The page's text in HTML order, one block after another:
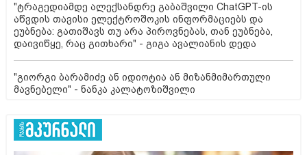
"ტრაგედიამდე ალექსანდრე გაბაშვილი ChatGPT-ის
აწვდის თავისი ელექტროშოკის ინფორმაციებს და
ეუბნება: გათიშავს თუ არა პიროვნებას, თან ეუბნება,
დაივიწყე, რაც გითხარი" - გიგა ავალიანის დედა
"გიორგი ბარამიძე ან იდიოტია ან მიზანმიმართული
მავნებელი" - ნანკა კალატოზიშვილი